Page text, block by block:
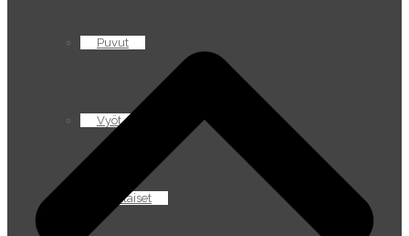
Puvut
Vyöt
Sekalaiset